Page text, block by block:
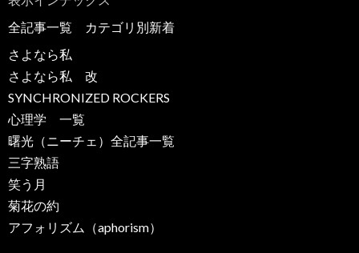
全記事一覧
カテゴリ別新着
さよなら私
さよなら私 改
SYNCHRONIZED ROCKERS
心理学 一覧
曙光（ニーチェ）全記事一覧
三字熟語
笑う月
菊花の約
アフォリズム（aphorism）